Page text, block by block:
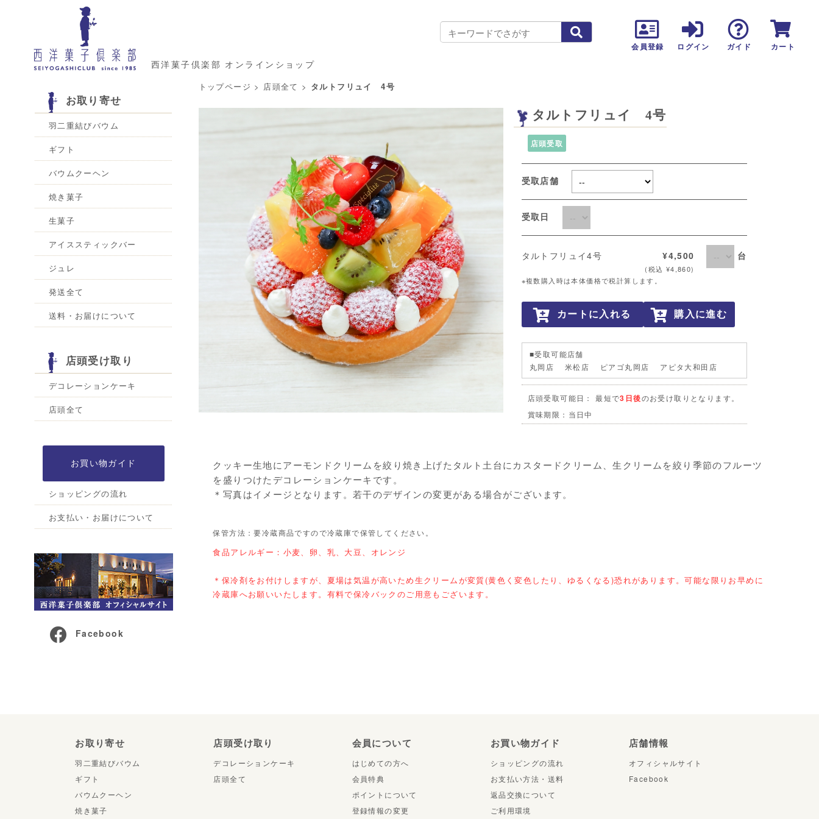
会員登録 ログイン ガイド カート
西洋菓子倶楽部 オンラインショップ
お取り寄せ
羽二重結びバウム
ギフト
バウムクーヘン
焼き菓子
生菓子
アイススティックバー
ジュレ
発送全て
送料・お届けについて
店頭受け取り
デコレーションケーキ
店頭全て
お買い物ガイド
ショッピングの流れ
お支払い・お届けについて
Facebook
トップページ > 店頭全て > タルトフリュイ 4号
タルトフリュイ 4号
店頭受取
受取店舗
受取日
タルトフリュイ4号 ¥4,500
(税込 ¥4,860)
台
※複数購入時は本体価格で税計算します。
カートに入れる 購入に進む
■受取可能店舗
丸岡店 米松店 ピアゴ丸岡店 アピタ大和田店
店頭受取可能日： 最短で3日後のお受け取りとなります。
賞味期限：当日中
クッキー生地にアーモンドクリームを絞り焼き上げたタルト土台にカスタードクリーム、生クリームを絞り季節のフルーツ
を盛りつけたデコレーションケーキです。
＊写真はイメージとなります。若干のデザインの変更がある場合がございます。
保管方法：要冷蔵商品ですので冷蔵庫で保管してください。
食品アレルギー：小麦、卵、乳、大豆、オレンジ
＊保冷剤をお付けしますが、夏場は気温が高いため生クリームが変質(黄色く変色したり、ゆるくなる)恐れがあります。可能な限りお早めに
冷蔵庫へお願いいたします。有料で保冷バックのご用意もございます。
お取り寄せ
羽二重結びバウム
ギフト
バウムクーヘン
焼き菓子
店頭受け取り
デコレーションケーキ
店頭全て
会員について
はじめての方へ
会員特典
ポイントについて
登録情報の変更
お買い物ガイド
ショッピングの流れ
お支払い方法・送料
返品交換について
ご利用環境
店舗情報
オフィシャルサイト
Facebook